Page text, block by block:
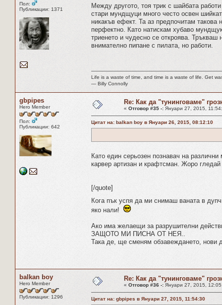
Пол:
Публикации: 1371
Между другото, тоя трик с шайбата
стари мундщуци много често освен
никакъв ефект. Та аз предпочитам
перфектно. Като натискам хубаво
триенето и чудесно се откроява.
внимателно пипане с пилата, но работи.
Life is a waste of time, and time is a waste of life. Get
― Billy Connolly
gbpipes
Hero Member
Пол:
Публикации: 642
Re: Как да "тунинговаме"
« Отговор #35 -: Януари 27, 2015,
Цитат на: balkan boy в Януари 26, 2015, 08:12:10
Като един серьозен познавач на
карвер артизан и крафтсман. Жоро
[/quote]
Кога пък успя да ми снимаш ваната в
яко нали!
Ако има желаещи за разрушителни
ЗАЩОТО МИ ПИСНА ОТ НЕЯ..
Така де, ще сменям обзавеждането, нови
balkan boy
Hero Member
Публикации: 1296
Re: Как да "тунинговаме"
« Отговор #36 -: Януари 27, 2015,
Цитат на: gbpipes в Януари 27, 2015, 11:54:30